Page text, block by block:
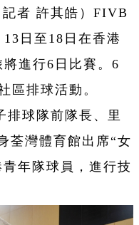
者 許其皓）FIVB
日至18日在香港
進行6日比賽。6
區排球活動。
排球隊前隊長、里
荃灣體育館出席“女
年隊球員，進行技